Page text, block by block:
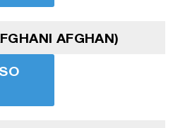
AFGHAN)